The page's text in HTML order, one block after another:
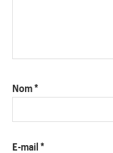
Nom*
E-mail *